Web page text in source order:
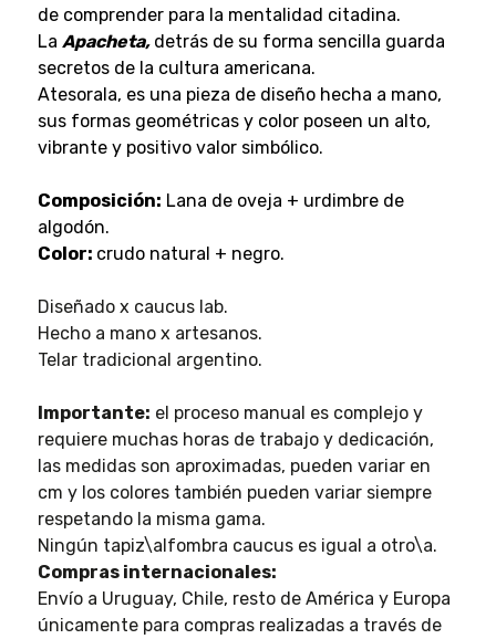
de comprender para la mentalidad citadina.
La Apacheta, detrás de su forma sencilla guarda
secretos de la cultura americana.
Atesorala, es una pieza de diseño hecha a mano,
sus formas geométricas y color poseen un alto,
vibrante y positivo valor simbólico.
Composición: Lana de oveja + urdimbre de
algodón.
Color: crudo natural + negro.
Diseñado x caucus lab.
Hecho a mano x artesanos.
Telar tradicional argentino.
Importante: el proceso manual es complejo y
requiere muchas horas de trabajo y dedicación,
las medidas son aproximadas, pueden variar en
cm y los colores también pueden variar siempre
respetando la misma gama.
Ningún tapiz\alfombra caucus es igual a otro\a.
Compras internacionales:
Envío a Uruguay, Chile, resto de América y Europa
únicamente para compras realizadas a través de